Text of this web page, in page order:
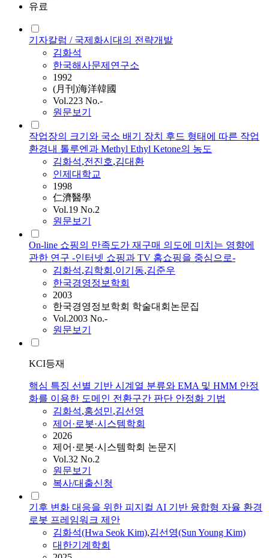
유료
기자칼럼 / 국제화시대의 전략개발
김화석
한국해사문제연구소
1992
(月刊)海洋韓國
Vol.223 No.-
원문보기
작업장의 크기와 국소 배기 장치 후드 형태에 따른 작업
환경내 톨루엔과 Methyl Ethyl Ketone의 농도
김화석,전진호,김대환
인제대학교
1998
仁濟醫學
Vol.19 No.2
원문보기
On-line 쇼핑의 만족도가 재구매 의도에 미치는 영향에
관한 연구 -인터넷 쇼핑과 TV 홈쇼핑을 중심으로-
김화석,김학회 ,이기동,김준우
한국경영정보학회
2003
한국경영정보학회 학술대회논문집
Vol.2003 No.-
원문보기
KCI등재
핵심 특징 선별 기반 시계열 분류와 EMA 및 HMM 안정
화를 이용한 도메인 전환구간 판단 안정화 기법
김화석,홍성민,김선영
제어·로봇·시스템학회
2026
제어·로봇·시스템학회 논문지
Vol.32 No.2
원문보기
복사/대출신청
기후 변화 대응을 위한 피지컬 AI 기반 융합형 자율 환경
로봇 프레임워크 제안
김화석(Hwa Seok Kim),김선영(Sun Young Kim)
대한기계학회